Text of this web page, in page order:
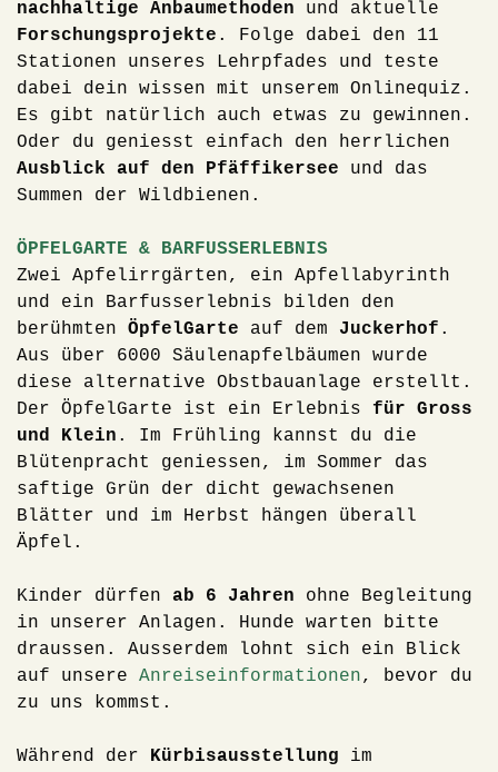
nachhaltige Anbaumethoden und aktuelle
Forschungsprojekte . Folge dabei den 11
Stationen unseres Lehrpfades und teste
dabei dein wissen mit unserem Onlinequiz.
Es gibt natürlich auch etwas zu gewinnen.
Oder du geniesst einfach den herrlichen
Ausblick auf den Pfäffikersee und das
Summen der Wildbienen.
ÖPFELGARTE & BARFUSSERLEBNIS
Zwei Apfelirrgärten, ein Apfellabyrinth
und ein Barfusserlebnis bilden den
berühmten ÖpfelGarte auf dem Juckerhof .
Aus über 6000 Säulenapfelbäumen wurde
diese alternative Obstbauanlage erstellt.
Der ÖpfelGarte ist ein Erlebnis für Gross
und Klein . Im Frühling kannst du die
Blütenpracht geniessen, im Sommer das
saftige Grün der dicht gewachsenen
Blätter und im Herbst hängen überall
Äpfel.
Kinder dürfen ab 6 Jahren ohne Begleitung
in unserer Anlagen. Hunde warten bitte
draussen. Ausserdem lohnt sich ein Blick
auf unsere Anreiseinformationen, bevor du
zu uns kommst.
Während der Kürbisausstellung im